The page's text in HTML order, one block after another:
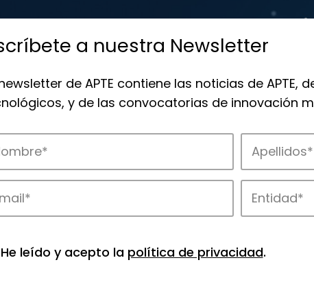
impulsan la innovación en los parques
a nuestra Newsletter
de APTE contiene las noticias de APTE,
y de las convocatorias de innovación
He leído y acepto la política de privacidad.